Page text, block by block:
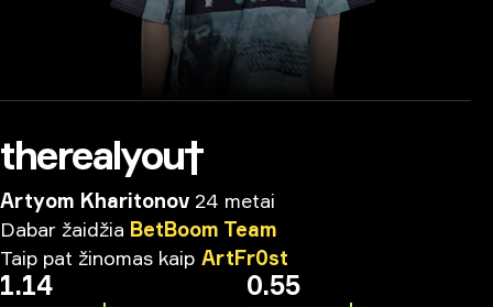
therealyou†
Artyom Kharitonov 24 metai
Dabar žaidžia BetBoom Team
Taip pat žinomas kaip ArtFr0st
1.14 0.55